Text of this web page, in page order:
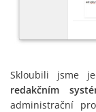
Skloubili jsme
redakčním
administrační